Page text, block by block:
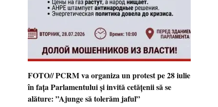
FOTO// PCRM va organiza un protest pe 28 iulie
în fața Parlamentului și invită cetățenii să se
alăture: ”Ajunge să tolerăm jaful”